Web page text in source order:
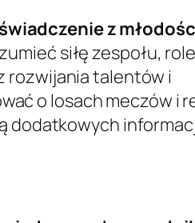
z
siłę zespołu, role
rozwijania talentów i
o losach meczów i
dodatkowych